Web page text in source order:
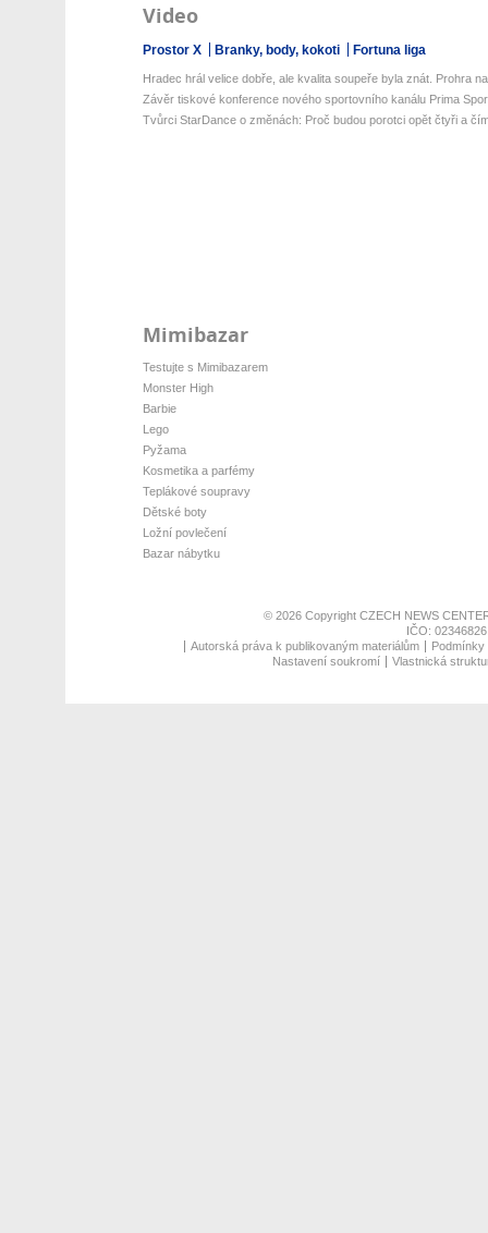
Video
Prostor X Branky, body, kokoti Fortuna liga
Hradec hrál velice dobře, ale kvalita soupeře byla znát. Prohra
Závěr tiskové konference nového sportovního kanálu Prima
Tvůrci StarDance o změnách: Proč budou porotci opět čtyři a
Mimibazar
Testujte s Mimibazarem
Monster High
Barbie
Lego
Pyžama
Kosmetika a parfémy
Teplákové soupravy
Dětské boty
Ložní povlečení
Bazar nábytku
© 2026 Copyright CZECH NEWS
IČO:
Autorská práva k publikovaným materiálům
Nastavení soukromí
Vlastnická